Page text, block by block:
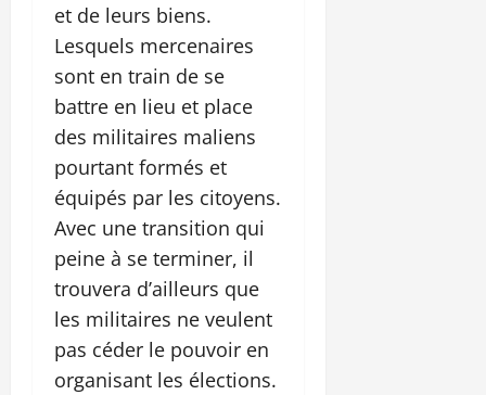
et de leurs biens.
Lesquels mercenaires
sont en train de se
battre en lieu et place
des militaires maliens
pourtant formés et
équipés par les citoyens.
Avec une transition qui
peine à se terminer, il
trouvera d’ailleurs que
les militaires ne veulent
pas céder le pouvoir en
organisant les élections.